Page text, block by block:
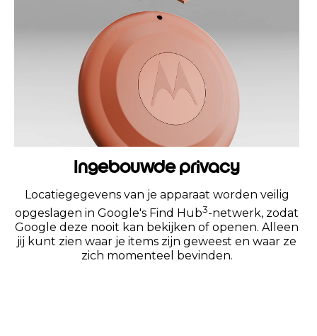
Ingebouwde privacy
Locatiegegevens van je apparaat worden veilig
opgeslagen in Google's Find Hub3-netwerk, zodat
Google deze nooit kan bekijken of openen. Alleen
jij kunt zien waar je items zijn geweest en waar ze
zich momenteel bevinden.